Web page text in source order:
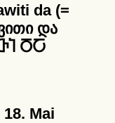
da (=
და
ႣႠ
Mai